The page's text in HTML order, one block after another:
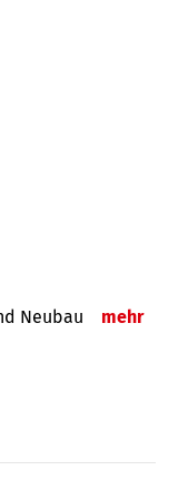
Neubau mehr